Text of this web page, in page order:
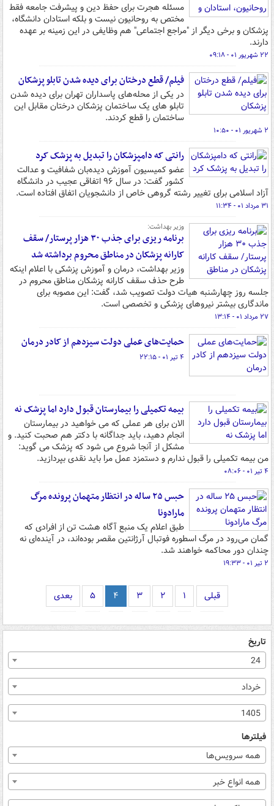
مسئله هجرت برای حفظ دین و پیشرفت جامعه فقط
مختص به روحانیون نیست و بلکه استادان دانشگاه،
پزشکان و برخی دیگر از "مراجع اجتماعی" هم وظایفی در این زمینه بر عهده
دارند.
۲۲ شهریور ۰۱ - ۰۹:۱۸
فیلم/ قطع درختان برای دیده شدن تابلو پزشکان
در یکی از محله‌های پاسداران تهران برای دیده شدن
تابلو های یک ساختمان پزشکان درختان مقابل این
ساختمان را قطع کردند.
۲ شهریور ۰۱ - ۱۰:۵۰
رانتی که دامپزشکان را تبدیل به پزشک کرد
عضو کمیسیون آموزش دیده‌بان شفافیت و عدالت
کشور گفت: در سال ۹۶ اتفاقی عجیب در دانشگاه
آزاد اسلامی برای تغییر رشته گروهی خاص از دانشجویان اتفاق افتاده است.
۳۱ مرداد ۰۱ - ۱۱:۳۴
وزیر بهداشت:
برنامه ریزی برای جذب ۳۰ هزار پرستار/ سقف
کارانه پزشکان در مناطق محروم برداشته شد
وزیر بهداشت، درمان و آموزش پزشکی با اعلام اینکه
طرح حذف سقف کارانه پزشکان مناطق محروم در
جلسه روز چهارشنبه هیات دولت تصویب شد، گفت: این مصوبه برای
ماندگاری بیشتر نیروهای پزشکی و تخصصی است.
۲۷ مرداد ۰۱ - ۱۳:۱۴
حمایت‌های عملی دولت سیزدهم از کادر درمان
۴ تیر ۰۱ - ۲۲:۱۵
بیمه تکمیلی را بیمارستان قبول دارد اما پزشک نه
الان برای هر عملی که می خواهید در بیمارستان
انجام دهید، باید جداگانه با دکتر هم صحبت کنید. و
مشکل از آنجا شروع می شود که پزشک می گوید:
من بیمه تکمیلی را قبول ندارم و دستمزد عمل مرا باید نقدی بپردازید.
۴ تیر ۰۱ - ۰۸:۰۶
حبس ۲۵ ساله در انتظار متهمان پرونده مرگ
مارادونا
طبق اعلام یک منبع آگاه هشت تن از افرادی که
گمان می‌رود در مرگ اسطوره فوتبال آرژانتین مقصر بوده‌اند، در آینده‌ای نه
چندان دور محاکمه خواهند شد.
۲ تیر ۰۱ - ۱۹:۳۳
قبلی ۱ ۲ ۳ ۴ ۵ بعدی
تاریخ
24
خرداد
1405
فیلترها
همه سرویس‌ها
همه انواع خبر